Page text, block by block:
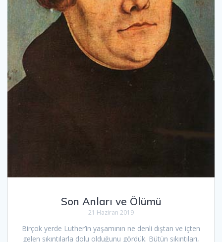
Son Anları ve Ölümü
21 Haziran 2019
Birçok yerde Luther’in yaşamının ne denli dıştan ve içten
gelen sıkıntılarla dolu olduğunu gördük. Bütün sıkıntıları,